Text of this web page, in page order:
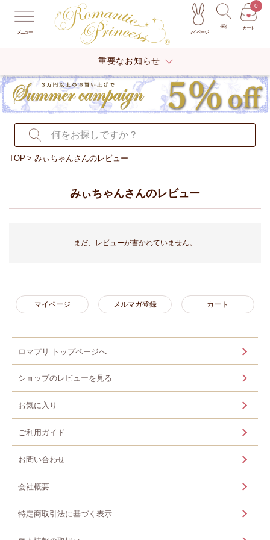
メニュー マイページ
探す カート
0
重要なお知らせ
TOP みぃちゃんさんのレビュー
みぃちゃんさんのレビュー
まだ、レビューが書かれていません。
マイページ メルマガ登録 カート
ロマプリ トップページへ
ショップのレビューを見る
お気に入り
ご利用ガイド
お問い合わせ
会社概要
特定商取引法に基づく表示